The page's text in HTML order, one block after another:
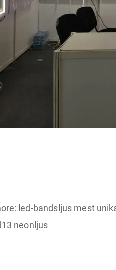
led-bandsljus mest
neonljus